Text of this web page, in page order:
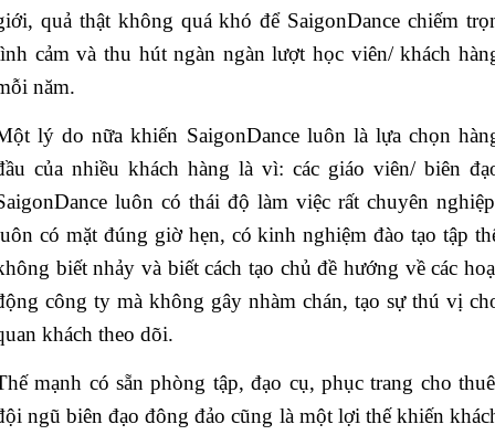
quả thật không quá khó để SaigonDance chiếm
cảm và thu hút ngàn ngàn lượt học viên/ khách
năm.
lý do nữa khiến SaigonDance luôn là lựa chọn
của nhiều khách hàng là vì: các giáo viên/ biên
luôn có thái độ làm việc rất chuyên
có mặt đúng giờ hẹn, có kinh nghiệm đào tạo tập
biết nhảy và biết cách tạo chủ đề hướng về các
công ty mà không gây nhàm chán, tạo sự thú vị
khách theo dõi.
mạnh có sẵn phòng tập, đạo cụ, phục trang cho
ngũ biên đạo đông đảo cũng là một lợi thế khiến